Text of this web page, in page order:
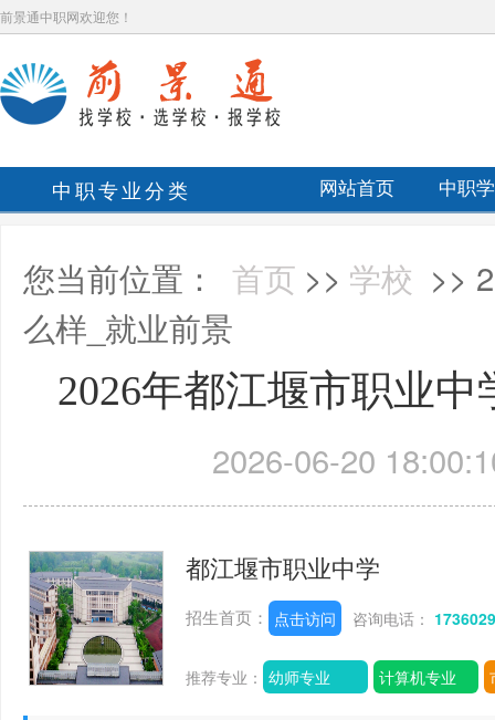
前景通中职网欢迎您！
中职专业分类 网站首页 中职
您当前位置： 首页 >> 学校 >>
么样_就业前景
2026年都江堰市职业
2026-06-20
都江堰市职业中学
招生首页： 点击访问 咨询电话：
推荐专业： 幼师专业 计算机专业